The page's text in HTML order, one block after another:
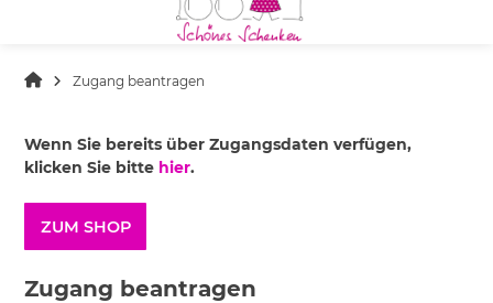
Zugang beantragen
Wenn Sie bereits über Zugangsdaten verfügen,
klicken Sie bitte hier.
ZUM SHOP
Zugang beantragen